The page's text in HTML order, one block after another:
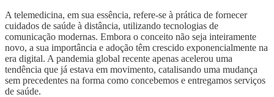
A telemedicina, em sua essência, refere-se à prática de fornecer
cuidados de saúde à distância, utilizando tecnologias de
comunicação modernas. Embora o conceito não seja inteiramente
novo, a sua importância e adoção têm crescido exponencialmente na
era digital. A pandemia global recente apenas acelerou uma
tendência que já estava em movimento, catalisando uma mudança
sem precedentes na forma como concebemos e entregamos serviços
de saúde.